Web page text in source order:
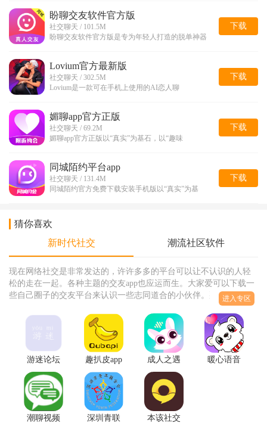
盼聊交友软件官方版
社交聊天 / 101.5M
盼聊交友软件官方版是专为年轻人打造的脱单神器
下载
Lovium官方最新版
社交聊天 / 302.5M
Lovium是一款可在手机上使用的AI恋人聊
下载
媚聊app官方正版
社交聊天 / 69.2M
媚聊app官方正版以“真实”为基石，以“趣味
下载
​同城陌约平台app
社交聊天 / 131.4M
同城陌约官方免费下载安装手机版以“真实”为基
下载
猜你喜欢
新时代社交
潮流社区软件
现在网络社交是非常发达的，许许多多的平台可以让不认识的人轻
松的走在一起。各种主题的交友app也应运而生。大家爱可以下载一
些自己圈子的交友平台来认识一些志同道合的小伙伴。那么今天骑
士下载就来为打击分享一些不错的社交平台app，感兴趣的小伙伴可
以下载来看看。说不定可以找到你的另一半哦！
进入专区
游迷论坛
app交流专
区6.4社交
版
趣扒皮app
趣味社交
1.0.0永久
会员版
成人之遇
app语音连
麦交友
v1.0质量
暖心语音
潮聊视频
深圳青联
本该社交